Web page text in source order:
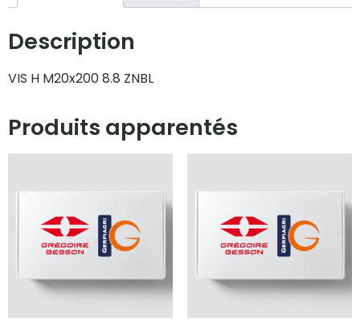
Description
VIS H M20x200 8.8 ZNBL
Produits apparentés